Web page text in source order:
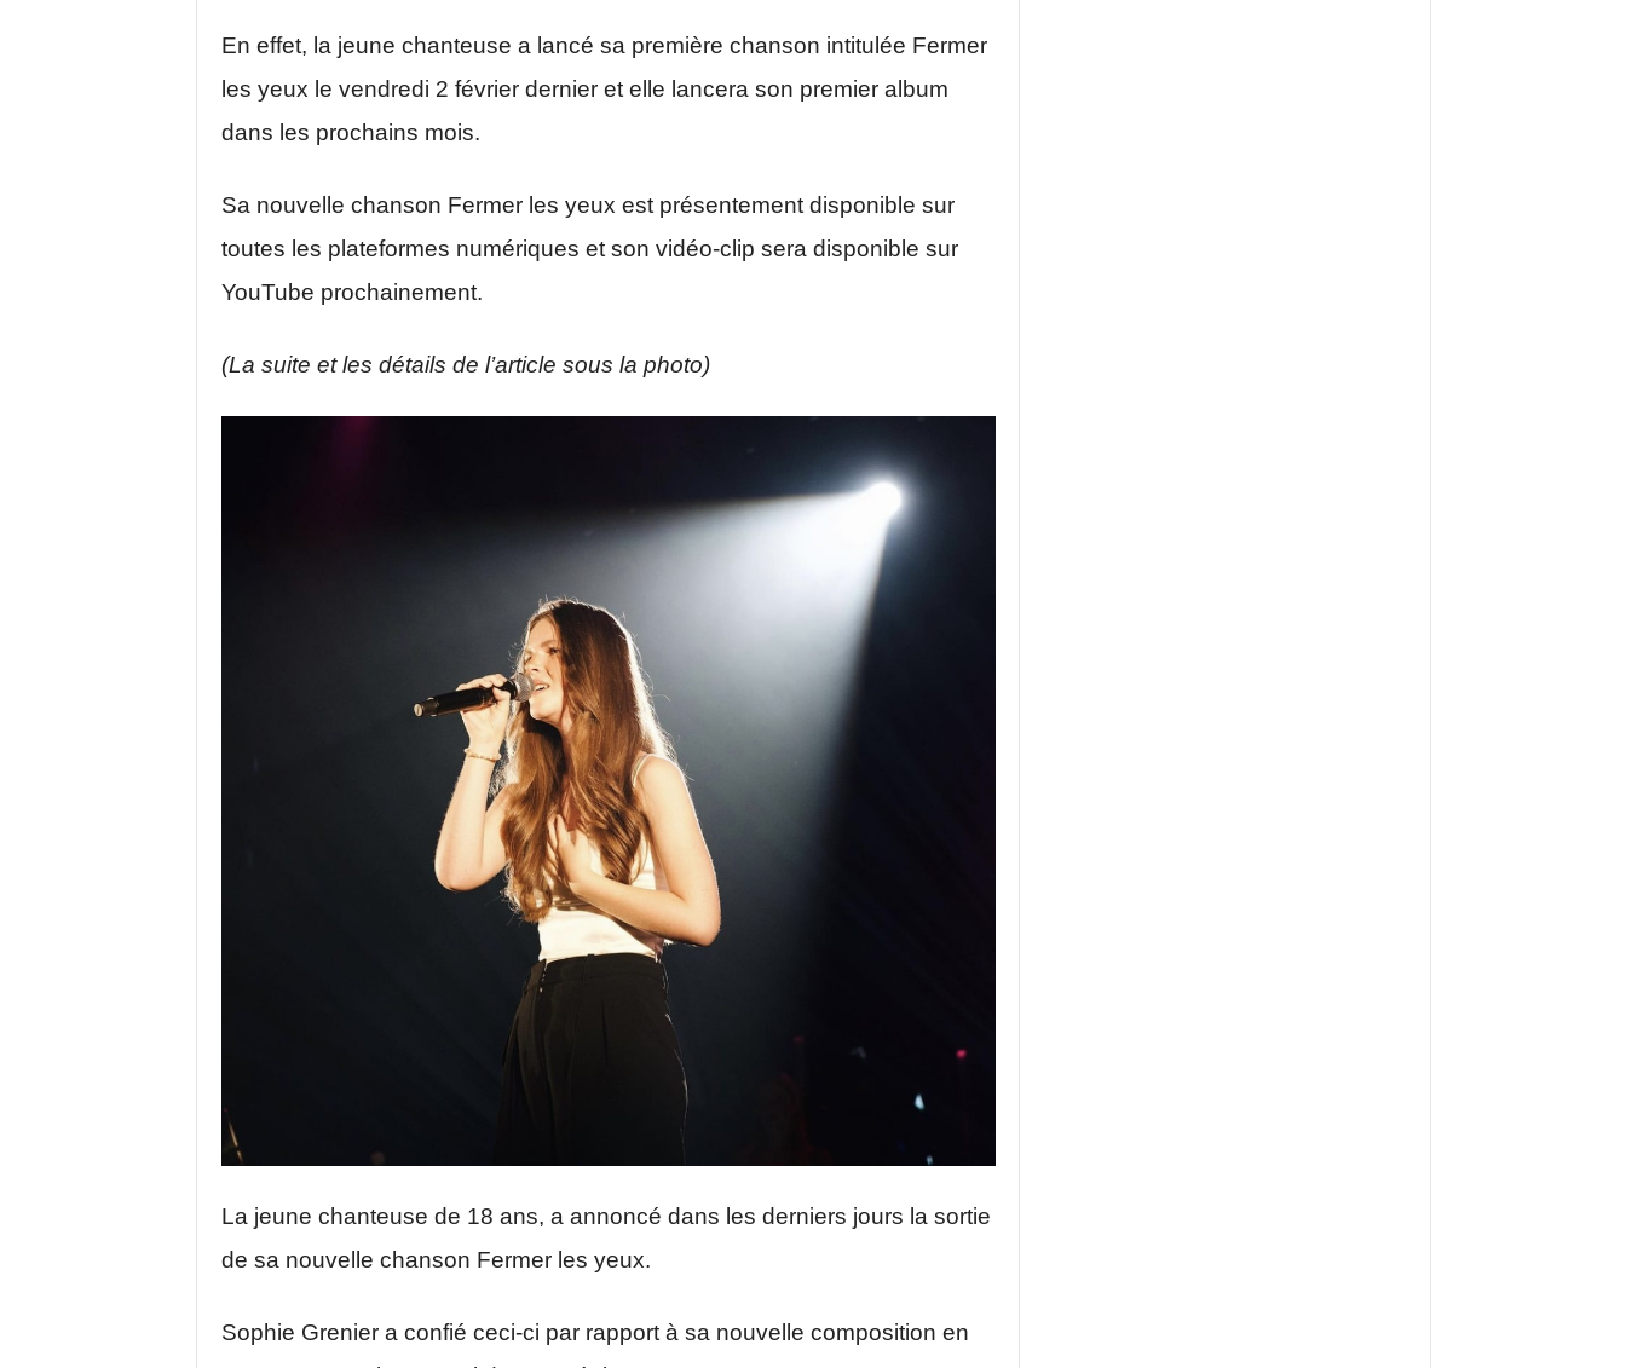
En effet, la jeune chanteuse a lancé sa première chanson intitulée Fermer
les yeux le vendredi 2 février dernier et elle lancera son premier album
dans les prochains mois.
Sa nouvelle chanson Fermer les yeux est présentement disponible sur
toutes les plateformes numériques et son vidéo-clip sera disponible sur
YouTube prochainement.
(La suite et les détails de l’article sous la photo)
La jeune chanteuse de 18 ans, a annoncé dans les derniers jours la sortie
de sa nouvelle chanson Fermer les yeux.
Sophie Grenier a confié ceci-ci par rapport à sa nouvelle composition en